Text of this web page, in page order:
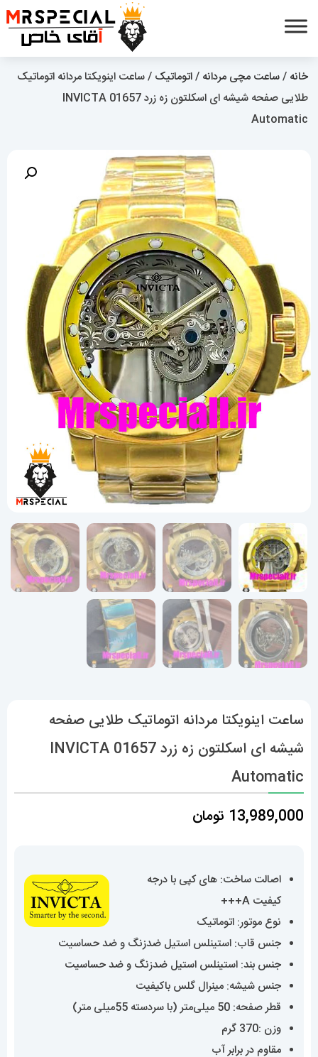
خانه /ساعت مچی مردانه /اتوماتیک / ساعت اینویکتا مردانه اتوماتیک
طلایی صفحه شیشه ای اسکلتون زه زرد 01657 INVICTA
Automatic
ساعت اینویکتا مردانه اتوماتیک طلایی صفحه
شیشه ای اسکلتون زه زرد 01657 INVICTA
Automatic
13,989,000 تومان
اصالت ساخت: های کپی با درجه
کیفیت A+++
نوع موتور: اتوماتیک
جنس قاب: استینلس استیل ضدزنگ و ضد حساسیت
جنس بند: استینلس استیل ضدزنگ و ضد حساسیت
جنس شیشه: مینرال گلس باکیفیت
قطر صفحه: 50 میلی‌متر (با سردسته 55میلی متر)
وزن :370 گرم
مقاوم در برابر آب